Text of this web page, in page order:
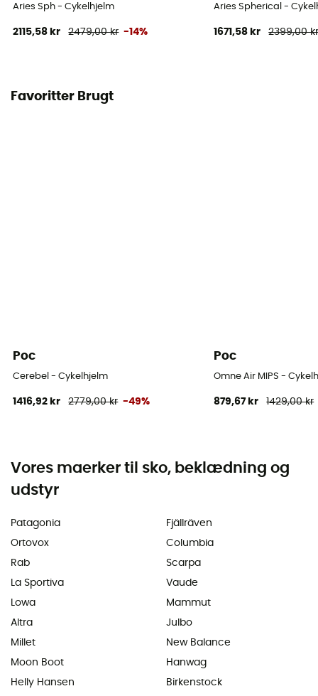
Aries Sph - Cykelhjelm
2115,58 kr 2479,00 kr -14%
Aries Spherical -
1671,58 kr 2399,00
Favoritter Brugt
Poc
Cerebel - Cykelhjelm
1416,92 kr 2779,00 kr -49%
Poc
Omne Air MIPS -
879,67 kr 1429,00 kr
Vores maerker til sko, beklædning og
udstyr
Patagonia
Ortovox
Rab
La Sportiva
Lowa
Altra
Millet
Moon Boot
Helly Hansen
Fjällräven
Columbia
Scarpa
Vaude
Mammut
Julbo
New Balance
Hanwag
Birkenstock